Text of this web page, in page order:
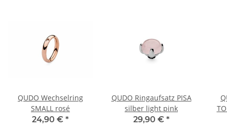
QUDO Wechselring
SMALL rosé
24,90 € *
QUDO Ringaufsatz PISA
silber light pink
29,90 € *